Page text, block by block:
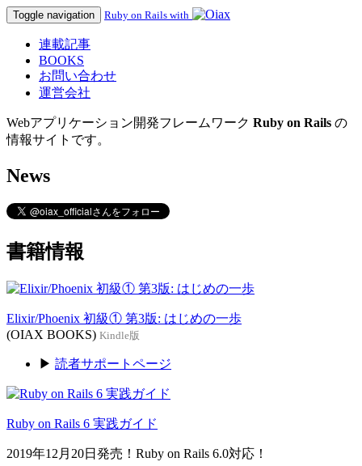
Toggle navigation Ruby on Rails with
連載記事
BOOKS
お問い合わせ
運営会社
Webアプリケーション開発フレームワーク Ruby on Rails の
情報サイトです。
News
書籍情報
Elixir/Phoenix 初級① 第3版: はじめの一歩
(OIAX BOOKS) Kindle版
▶ 読者サポートページ
Ruby on Rails 6 実践ガイド
2019年12月20日発売！Ruby on Rails 6.0対応！